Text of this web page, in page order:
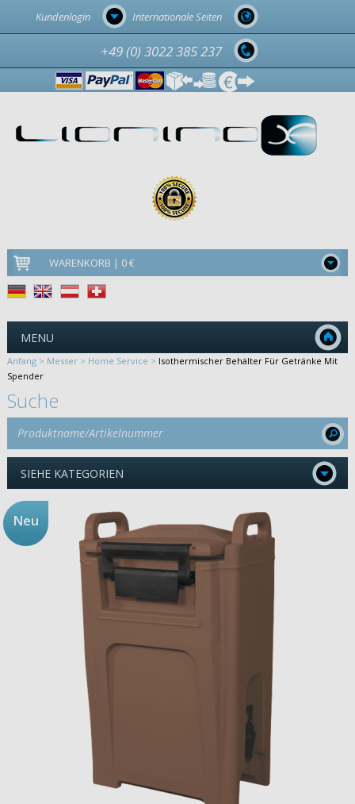
Internationale Seiten
Kundenlogin
+49 (0) 3022 385 237
WARENKORB | 0 €
MENU
Anfang > Messer > Home Service > Isothermischer Behälter Für Getränke Mit
Spender
Suche
SIEHE KATEGORIEN
Neu